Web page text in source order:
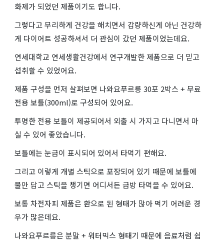
화제가 되었던 제품이기도 합니다.
그렇다고 무리하게 건강을 해치면서 감량하신게 아닌 건강하
게 다이어트 성공하셔서 더 관심이 갔던 제품이었는데요.
연세대학교 연세생활건강에서 연구개발한 제품으로 더 믿고
섭취할 수 있었어요.
제품 구성을 먼저 살펴보면 나와요푸르릉 30포 2박스 + 무료
전용 보틀(300ml)로 구성되어 있어요.
투명한 전용 보틀이 제공되어서 외출 시 가지고 다니면서 마
실 수 있어 좋았습니다.
보틀에는 눈금이 표시되어 있어서 타먹기 편해요.
그리고 이렇게 개별 스틱으로 포장되어 있기 때문에 보틀에
물만 담고 스틱을 챙기면 어디서든 금방 타먹을 수 있어요.
보통 차전자피 제품은 환으로 된 형태가 많아 먹기 어려운 경
우가 많은데요.
나와요푸르릉은 분말 + 워터믹스 형태기 때문에 음료처럼 쉽